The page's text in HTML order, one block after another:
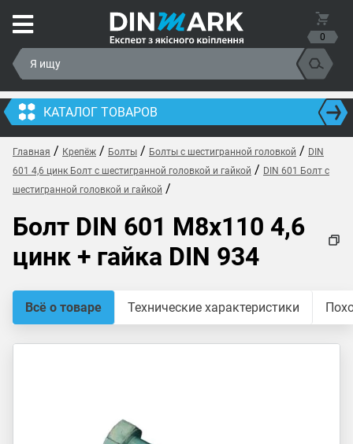
0
КАТАЛОГ ТОВАРОВ
Главная / Крепёж / Болты / Болты с шестигранной головкой / DIN
601 4,6 цинк Болт с шестигранной головкой и гайкой / DIN 601 Болт с
шестигранной головкой и гайкой /
Болт DIN 601 M8x110 4,6
цинк + гайка DIN 934
Всё о товаре Технические характеристики